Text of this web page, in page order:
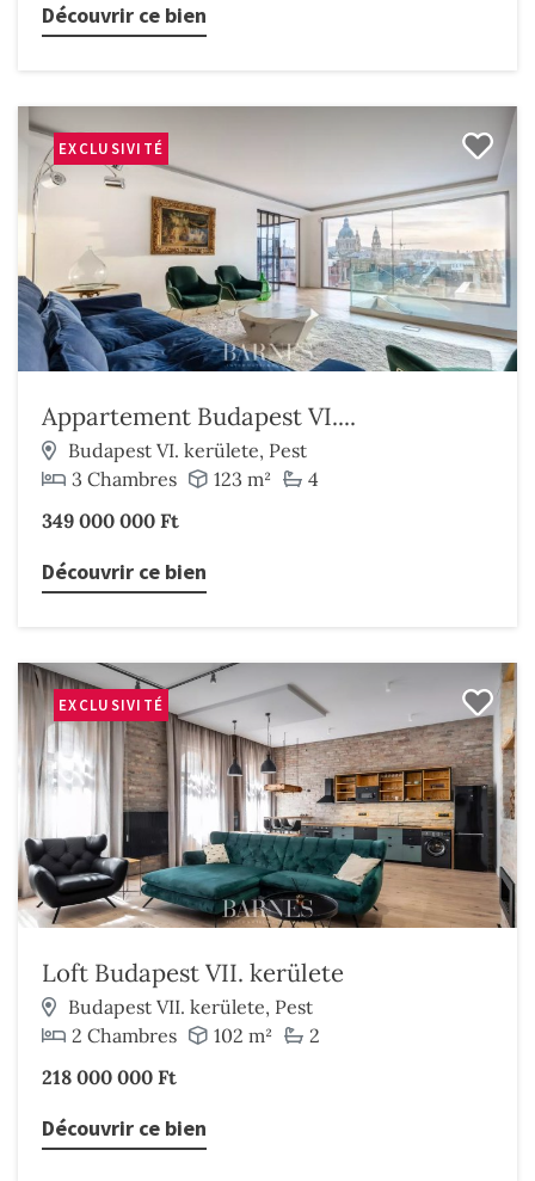
Découvrir ce bien
EXCLUSIVITÉ
Appartement Budapest VI....
Budapest VI. kerülete, Pest
3 Chambres
123 m²
4
349 000 000 Ft
Découvrir ce bien
EXCLUSIVITÉ
Loft Budapest VII. kerülete
Budapest VII. kerülete, Pest
2 Chambres
102 m²
2
218 000 000 Ft
Découvrir ce bien